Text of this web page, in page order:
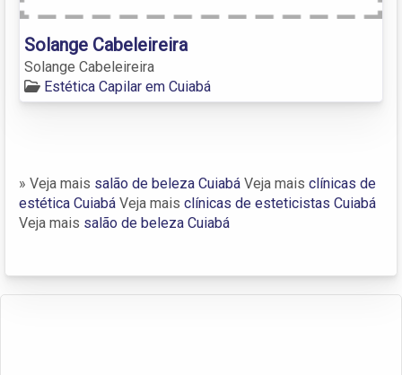
Solange Cabeleireira
Solange Cabeleireira
Estética Capilar em Cuiabá
» Veja mais salão de beleza Cuiabá Veja mais clínicas de
estética Cuiabá Veja mais clínicas de esteticistas Cuiabá
Veja mais salão de beleza Cuiabá